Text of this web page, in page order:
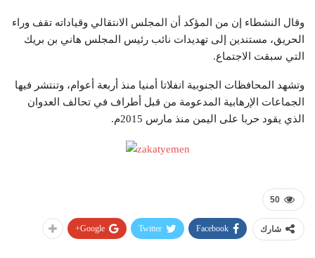
وقال النشطاء إن من المؤكد أن المجلس الانتقالي وقياداته تقف وراء
الحريق، مستندين إلى تهديدات نائب رئيس المجلس هاني بن بريك
التي سبقت الاجتماع.
وتشهد المحافظات الجنوبية انفلاتا أمنيا منذ أربعة أعوام، وتنتشر فيها
الجماعات الإرهابية المدعومة من قبل أطراف في تحالف العدوان
الذي يقود حربا على اليمن منذ مارس 2015م.
50
شارك Facebook
Twitter
Google+